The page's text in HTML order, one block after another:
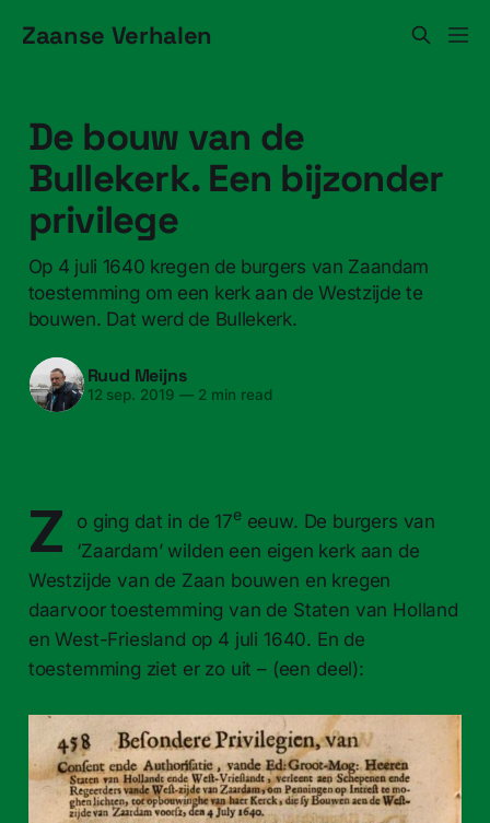
Zaanse Verhalen
De bouw van de
Bullekerk. Een bijzonder
privilege
Op 4 juli 1640 kregen de burgers van Zaandam
toestemming om een kerk aan de Westzijde te
bouwen. Dat werd de Bullekerk.
Ruud Meijns
12 sep. 2019 —2 min read
Z o ging dat in de 17eeeuw. De burgers van
‘Zaardam’ wilden een eigen kerk aan de
Westzijde van de Zaan bouwen en kregen
daarvoor toestemming van de Staten van Holland
en West-Friesland op 4 juli 1640. En de
toestemming ziet er zo uit – (een deel):